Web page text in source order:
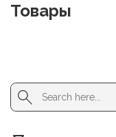
Товары
Search
for:
Button